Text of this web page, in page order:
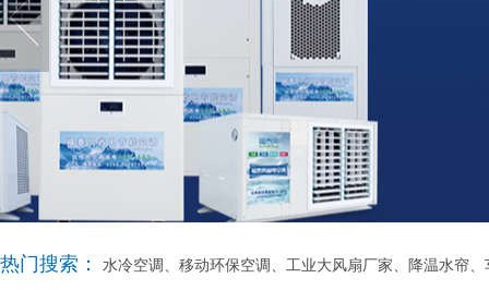
热门搜索： 水冷空调、移动环保空调、工业大风扇厂家、降温水帘